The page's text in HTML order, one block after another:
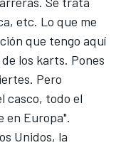
etc. Lo que me
que tengo aquí
los karts. Pones
Pero
casco, todo el
en Europa".
Unidos, la